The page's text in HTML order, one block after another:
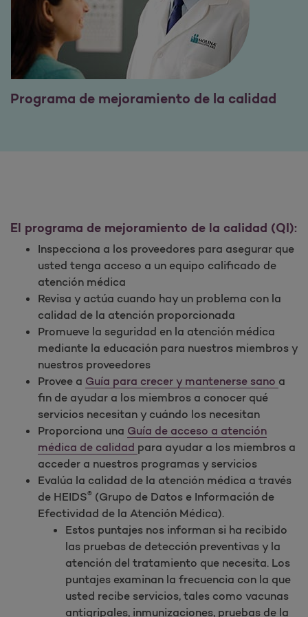
Programa de mejoramiento de la calidad
El programa de mejoramiento de la calidad (QI):
Inspecciona a los proveedores para asegurar que
usted tenga acceso a un equipo calificado de
atención médica
Revisa y actúa cuando hay un problema con la
calidad de la atención proporcionada
Promueve la seguridad en la atención médica
mediante la educación para nuestros miembros y
nuestros proveedores
Provee a Guía para crecer y mantenerse sano a
fin de ayudar a los miembros a conocer qué
servicios necesitan y cuándo los necesitan
Proporciona una Guía de acceso a atención
médica de calidad para ayudar a los miembros a
acceder a nuestros programas y servicios
Evalúa la calidad de la atención médica a través
de HEIDS® (Grupo de Datos e Información de
Efectividad de la Atención Médica).
Estos puntajes nos informan si ha recibido
las pruebas de detección preventivas y la
atención del tratamiento que necesita. Los
puntajes examinan la frecuencia con la que
usted recibe servicios, tales como vacunas
antigripales, inmunizaciones, pruebas de la